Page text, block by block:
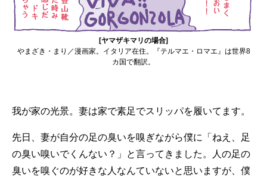
[ヤマザキマリの場合]
やまざき・まり／漫画家。イタリア在住。『テルマエ・ロマエ』は世界8
カ国で翻訳。
我が家の光景。妻は家で素足でスリッパを履いてます。
先日、妻が自分の足の臭いを嗅ぎながら僕に「ねえ、足
の臭い嗅いでくんない？」と言ってきました。人の足の
臭いを嗅ぐのが好きな人なんていないと思いますが、僕